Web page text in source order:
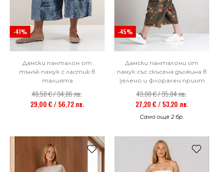
-41%
Дамски панталон от
тънък памук с ластик в
талията
48,50 € / 94,86 лв.
29,00 € / 56,72 лв.
-45%
Дамски панталони от
памук със скъсена дължина в
зелено и флорален принт
49,00 € / 95,84 лв.
27,20 € / 53,20 лв.
Само още 2 бр.